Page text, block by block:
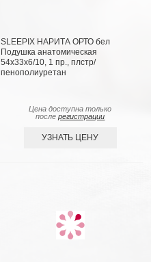
SLEEPIX НАРИТА ОРТО бел
Подушка анатомическая
54x33x6/10, 1 пр., плстр/
пенополиуретан
Цена доступна только
послерегистрации
УЗНАТЬ ЦЕНУ